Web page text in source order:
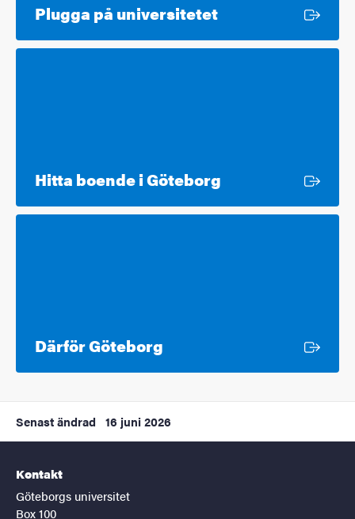
Plugga på universitetetExtern länk
Hitta boende i Göteborg Extern länk
Därför Göteborg
Senast ändrad 16 juni 2026
Kontakt
Göteborgs universitet
Box 100